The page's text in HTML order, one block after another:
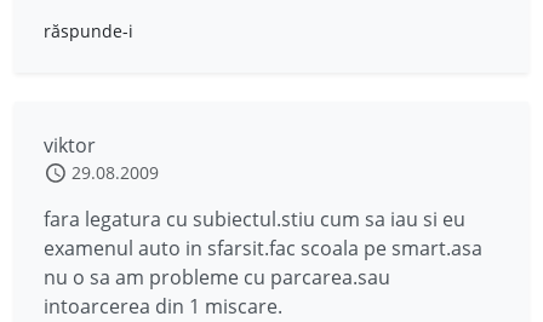
răspunde-i
viktor
29.08.2009
fara legatura cu subiectul.stiu cum sa iau si eu
examenul auto in sfarsit.fac scoala pe smart.asa
nu o sa am probleme cu parcarea.sau
intoarcerea din 1 miscare.